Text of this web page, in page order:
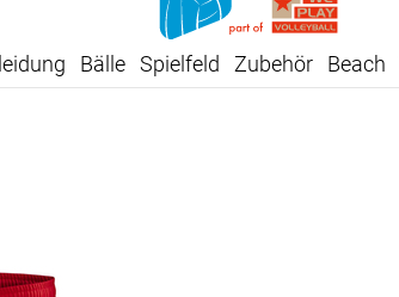
Bälle Spielfeld Zubehör Beach